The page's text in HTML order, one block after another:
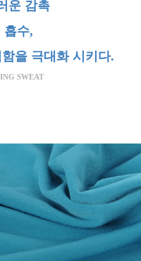
운 감촉
흡수,
을 극대화 시키다.
SWEAT